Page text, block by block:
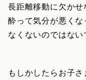
長距離移動に欠か
酔って気分が悪く
なくないのではない
もしかしたらお子